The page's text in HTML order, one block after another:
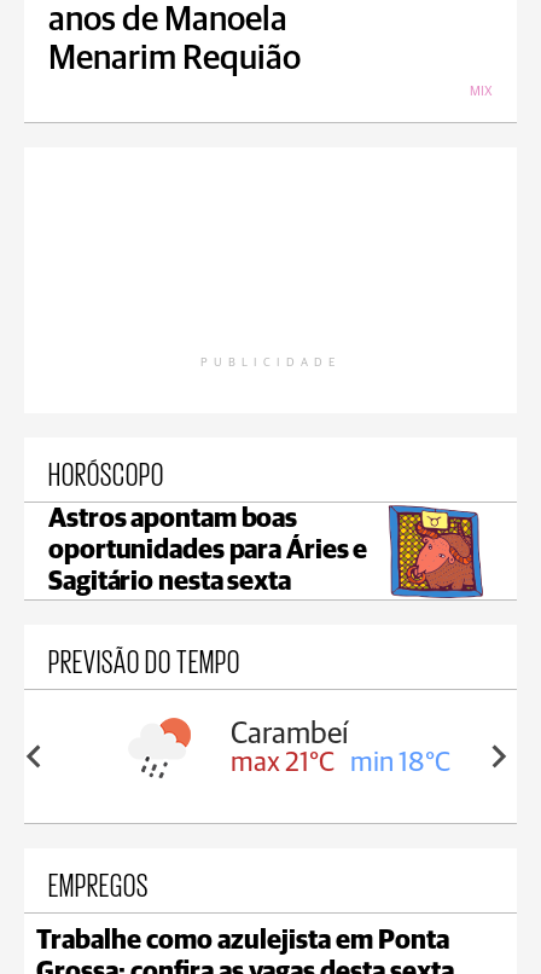
anos de Manoela
Menarim Requião
MIX
PUBLICIDADE
HORÓSCOPO
Astros apontam boas
oportunidades para Áries e
Sagitário nesta sexta
PREVISÃO DO TEMPO
18°C
Carambeí
max 21°C min 18°C
EMPREGOS
Trabalhe como azulejista em Ponta